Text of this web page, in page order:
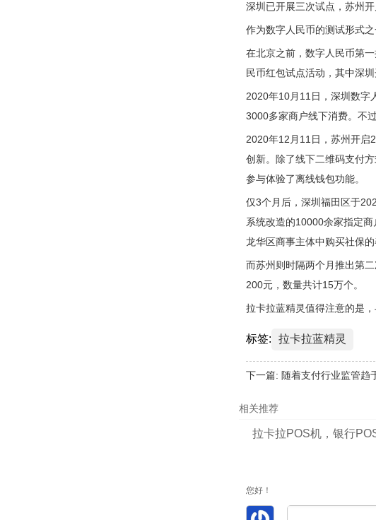
深圳已开展三次试点，苏州
作为数字人民币的测试形式
在北京之前，数字人民币第
民币红包试点活动，其中深
2020年10月11日，深圳数字
3000多家商户线下消费。不
2020年12月11日，苏州开启
创新。除了线下二维码支付
参与体验了离线钱包功能。
仅3个月后，深圳福田区于
系统改造的10000余家指定
龙华区商事主体中购买社保
而苏州则时隔两个月推出第
200元，数量共计15万个。
拉卡拉蓝精灵值得注意的是
标签: 拉卡拉蓝精灵
下一篇: 随着支付行业监管趋
相关推荐
拉卡拉POS机，银行
您好！